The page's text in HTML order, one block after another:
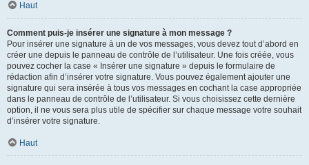
Haut
Comment puis-je insérer une signature à mon message ?
Pour insérer une signature à un de vos messages, vous devez tout d’abord en
créer une depuis le panneau de contrôle de l’utilisateur. Une fois créée, vous
pouvez cocher la case « Insérer une signature » depuis le formulaire de
rédaction afin d’insérer votre signature. Vous pouvez également ajouter une
signature qui sera insérée à tous vos messages en cochant la case appropriée
dans le panneau de contrôle de l’utilisateur. Si vous choisissez cette dernière
option, il ne vous sera plus utile de spécifier sur chaque message votre souhait
d’insérer votre signature.
Haut